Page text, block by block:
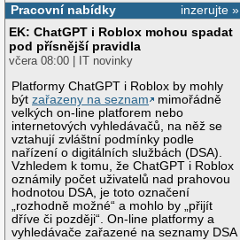
inzerujte »
Pracovní nabídky
EK: ChatGPT i Roblox mohou spadat
pod přísnější pravidla
včera 08:00 | IT novinky
Platformy ChatGPT i Roblox by mohly
býtzařazeny na seznam
mimořádně
velkých on-line platforem nebo
internetových vyhledávačů, na něž se
vztahují zvláštní podmínky podle
nařízení o digitálních službách (DSA).
Vzhledem k tomu, že ChatGPT i Roblox
oznámily počet uživatelů nad prahovou
hodnotou DSA, je toto označení
„rozhodně možné“ a mohlo by „přijít
dříve či později“. On-line platformy a
vyhledávače zařazené na seznamy DSA